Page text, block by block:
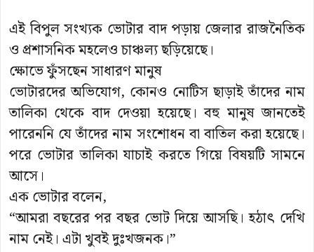
এই বিপুল সংখ্যক ভোটার বাদ পড়ায় জেলার রাজনৈতিক
ও প্রশাসনিক মহলেও চাঞ্চল্য ছড়িয়েছে।
ক্ষোভে ফুঁসছেন সাধারণ মানুষ
ভোটারদের অভিযোগ, কোনও নোটিস ছাড়াই তাঁদের নাম
তালিকা থেকে বাদ দেওয়া হয়েছে। বহু মানুষ জানতেই
পারেননি যে তাঁদের নাম সংশোধন বা বাতিল করা হয়েছে।
পরে ভোটার তালিকা যাচাই করতে গিয়ে বিষয়টি সামনে
আসে।
এক ভোটার বলেন,
“আমরা বছরের পর বছর ভোট দিয়ে আসছি। হঠাৎ দেখি
নাম নেই। এটা খুবই দুঃখজনক।”